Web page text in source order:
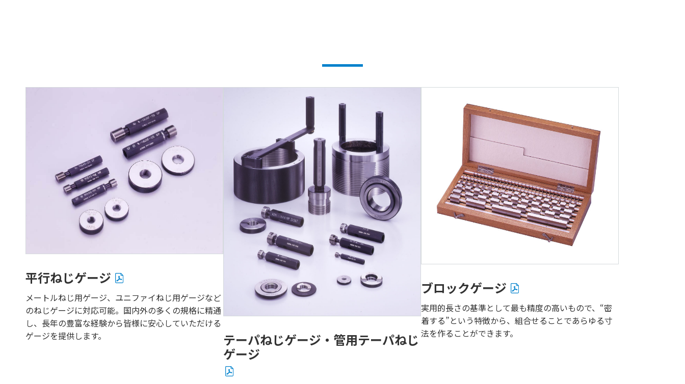
平行ねじゲージ
メートルねじ用ゲージ、ユニファイねじ用ゲージなど
のねじゲージに対応可能。国内外の多くの規格に精通
し、長年の豊富な経験から皆様に安心していただける
ゲージを提供します。
テーパねじゲージ・管用テーパねじ
ゲージ
ブロックゲージ
実用的長さの基準として最も精度の高いもので、“密
着する”という特徴から、組合せることであらゆる寸
法を作ることができます。